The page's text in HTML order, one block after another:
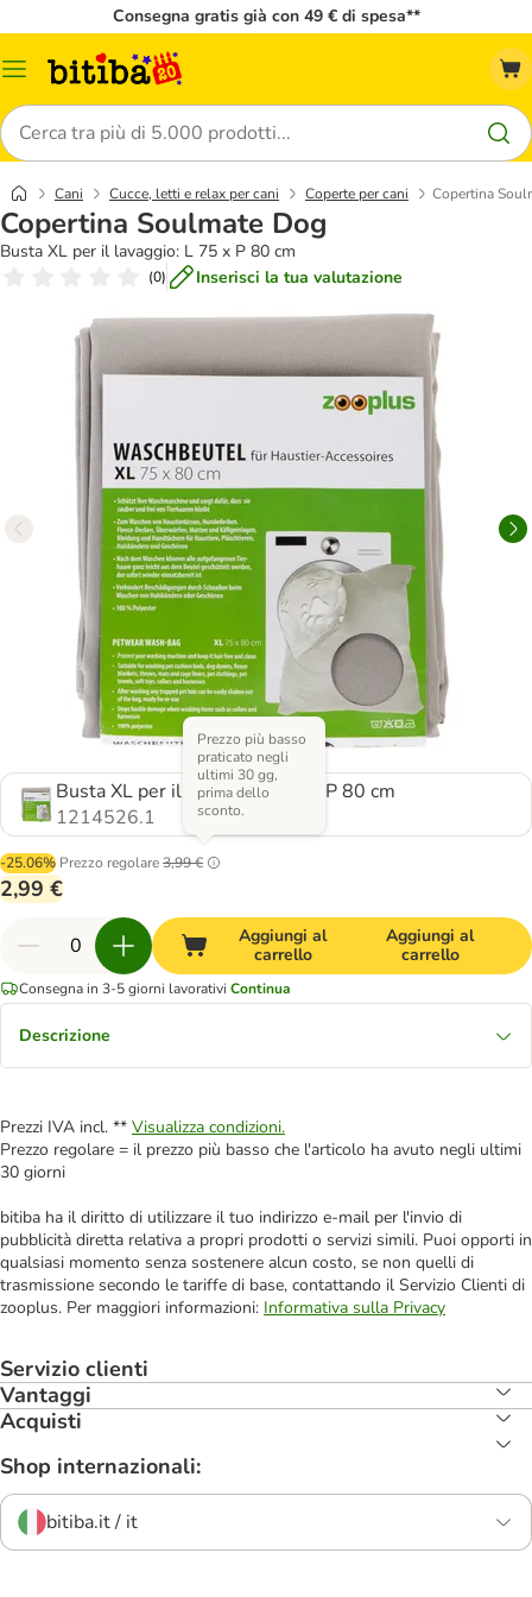
Consegna gratis già con 49 € di spesa**
Overview
Cerca
Cani Cucce, letti e relax per cani Coperte per cani Copertina
Copertina Soulmate Dog
Busta XL per il lavaggio: L 75 x P 80 cm
(0) Inserisci la tua valutazione
Busta XL per il lavaggio: L 75 x P 80 cm
1214526.1
-25.06% Prezzo regolare3,99 €
Prezzo più basso
praticato negli
ultimi 30 gg,
prima dello
sconto.
2,99 €
Aggiungi al
carrello
Aggiungi al
carrello
Consegna in 3-5 giorni lavorativi Continua
Descrizione
Prezzi IVA incl. ** Visualizza condizioni.
Prezzo regolare = il prezzo più basso che l'articolo ha avuto negli ultimi
30 giorni
bitiba ha il diritto di utilizzare il tuo indirizzo e-mail per l'invio di
pubblicità diretta relativa a propri prodotti o servizi simili. Puoi opporti in
qualsiasi momento senza sostenere alcun costo, se non quelli di
trasmissione secondo le tariffe di base, contattando il Servizio Clienti di
zooplus. Per maggiori informazioni: Informativa sulla Privacy
Servizio clienti
Vantaggi
Acquisti
Shop internazionali:
bitiba.it / it